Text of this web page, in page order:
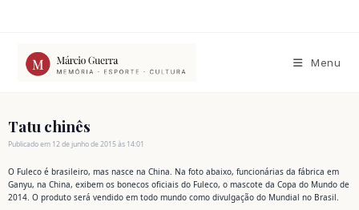
conteúdo
Menu
Tatu chinês
Publicado em 12 de junho de 2015 às 14:01
O Fuleco é brasileiro, mas nasce na China. Na foto abaixo, funcionárias da fábrica em
Ganyu, na China, exibem os bonecos oficiais do Fuleco, o mascote da Copa do Mundo de
2014. O produto será vendido em todo mundo como divulgação do Mundial no Brasil.